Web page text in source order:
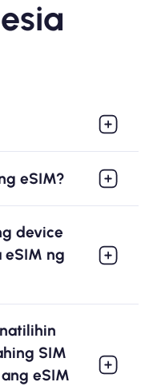
eSIM?
device
eSIM ng
SIM
eSIM